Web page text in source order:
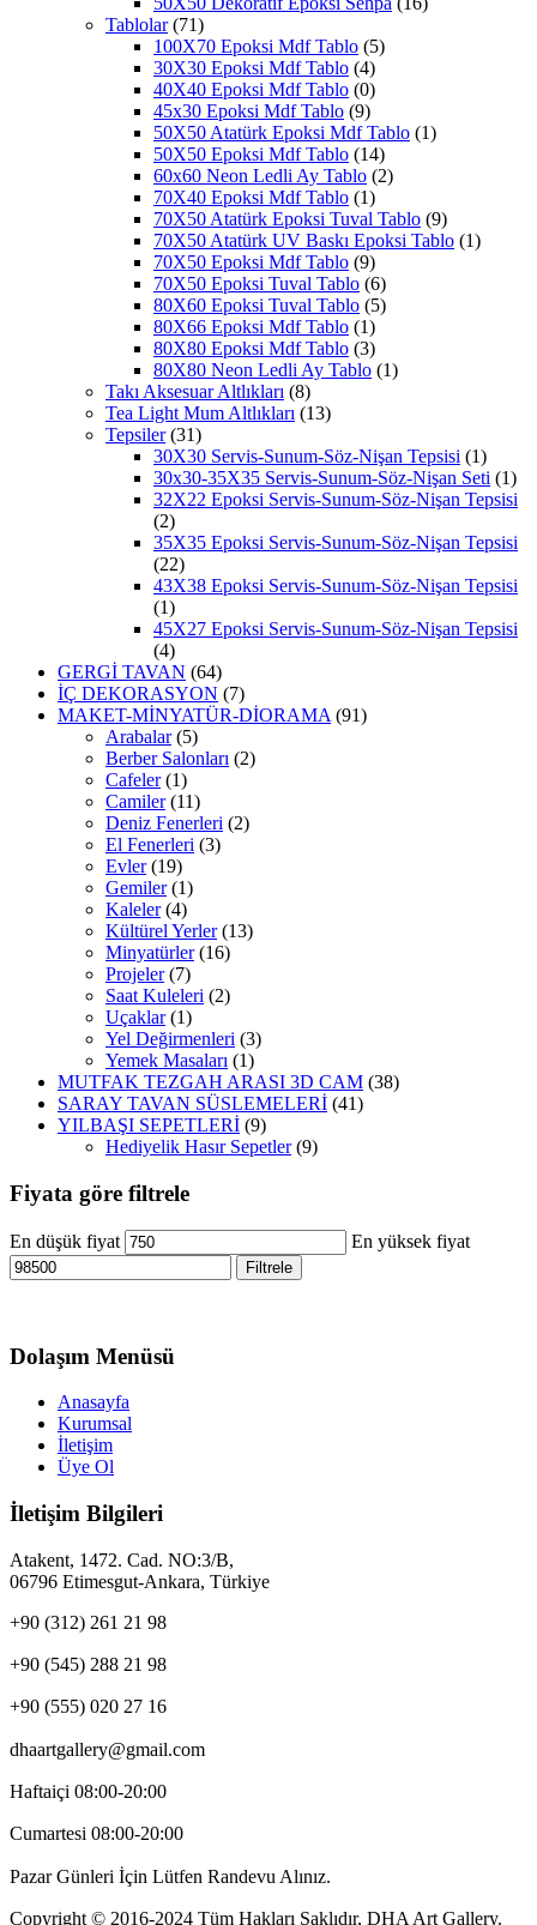
Tablolar (71)
100X70 Epoksi Mdf Tablo (5)
30X30 Epoksi Mdf Tablo (4)
40X40 Epoksi Mdf Tablo (0)
45x30 Epoksi Mdf Tablo (9)
50X50 Atatürk Epoksi Mdf Tablo (1)
50X50 Epoksi Mdf Tablo (14)
60x60 Neon Ledli Ay Tablo (2)
70X40 Epoksi Mdf Tablo (1)
70X50 Atatürk Epoksi Tuval Tablo (9)
70X50 Atatürk UV Baskı Epoksi Tablo (1)
70X50 Epoksi Mdf Tablo (9)
70X50 Epoksi Tuval Tablo (6)
80X60 Epoksi Tuval Tablo (5)
80X66 Epoksi Mdf Tablo (1)
80X80 Epoksi Mdf Tablo (3)
80X80 Neon Ledli Ay Tablo (1)
Takı Aksesuar Altlıkları (8)
Tea Light Mum Altlıkları (13)
Tepsiler (31)
30X30 Servis-Sunum-Söz-Nişan Tepsisi (1)
30x30-35X35 Servis-Sunum-Söz-Nişan Seti (1)
32X22 Epoksi Servis-Sunum-Söz-Nişan Tepsisi
(2)
35X35 Epoksi Servis-Sunum-Söz-Nişan Tepsisi
(22)
43X38 Epoksi Servis-Sunum-Söz-Nişan Tepsisi
(1)
45X27 Epoksi Servis-Sunum-Söz-Nişan Tepsisi
(4)
GERGİ TAVAN (64)
İÇ DEKORASYON (7)
MAKET-MİNYATÜR-DİORAMA (91)
Arabalar (5)
Berber Salonları (2)
Cafeler (1)
Camiler (11)
Deniz Fenerleri (2)
El Fenerleri (3)
Evler (19)
Gemiler (1)
Kaleler (4)
Kültürel Yerler (13)
Minyatürler (16)
Projeler (7)
Saat Kuleleri (2)
Uçaklar (1)
Yel Değirmenleri (3)
Yemek Masaları (1)
MUTFAK TEZGAH ARASI 3D CAM (38)
SARAY TAVAN SÜSLEMELERİ (41)
YILBAŞI SEPETLERİ (9)
Hediyelik Hasır Sepetler (9)
Fiyata göre filtrele
En düşük fiyat En yüksek fiyat
Filtrele
Dolaşım Menüsü
Anasayfa
Kurumsal
İletişim
Üye Ol
İletişim Bilgileri
Atakent, 1472. Cad. NO:3/B,
06796 Etimesgut-Ankara, Türkiye
+90 (312) 261 21 98
+90 (545) 288 21 98
+90 (555) 020 27 16
dhaartgallery@gmail.com
Haftaiçi 08:00-20:00
Cumartesi 08:00-20:00
Pazar Günleri İçin Lütfen Randevu Alınız.
Copyright © 2016-2024 Tüm Hakları Saklıdır, DHA Art Gallery.